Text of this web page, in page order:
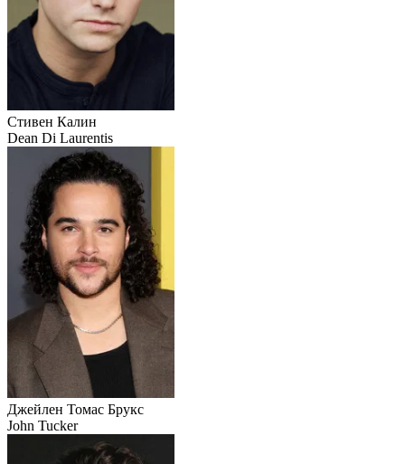
Стивен Калин
Dean Di Laurentis
Джейлен Томас Брукс
John Tucker